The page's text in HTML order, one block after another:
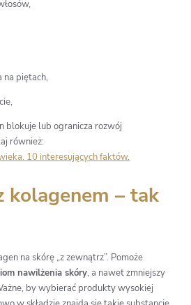
na piętach,
blokuje lub ogranicza rozwój
również:
10 interesujących faktów.
kolagenem – tak
na skórę „z zewnątrz”. Pomoże
nawilżenia skóry, a nawet zmniejszy
by wybierać produkty wysokiej